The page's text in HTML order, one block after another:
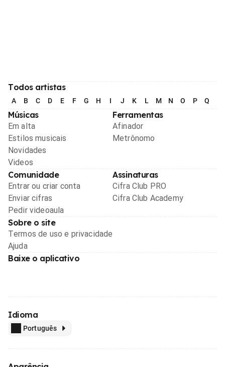
Todos artistas
A B C D E F G H I J K L M N O P Q
Músicas
Em alta
Estilos musicais
Novidades
Videos
Ferramentas
Afinador
Metrônomo
Comunidade
Entrar ou criar conta
Enviar cifras
Pedir videoaula
Assinaturas
Cifra Club PRO
Cifra Club Academy
Sobre o site
Termos de uso e privacidade
Ajuda
Baixe o aplicativo
Idioma
Português